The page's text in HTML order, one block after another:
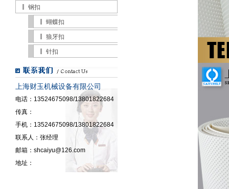
钢扣
蝴蝶扣
狼牙扣
针扣
上海财玉机械设备有限公司
电话：13524675098/13801822684
传真：
手机：13524675098/13801822684
联系人：张经理
邮箱：shcaiyu@126.com
地址：